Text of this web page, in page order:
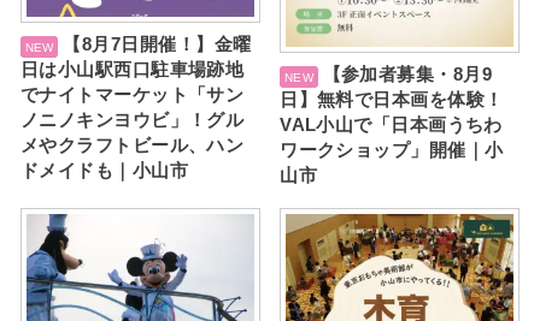
【8月7日開催！】金曜
日は小山駅西口駐車場跡地
でナイトマーケット「サン
ノニノキンヨウビ」！グル
メやクラフトビール、ハン
ドメイドも｜小山市
【参加者募集・8月9
日】無料で日本画を体験！
VAL小山で「日本画うちわ
ワークショップ」開催｜小
山市